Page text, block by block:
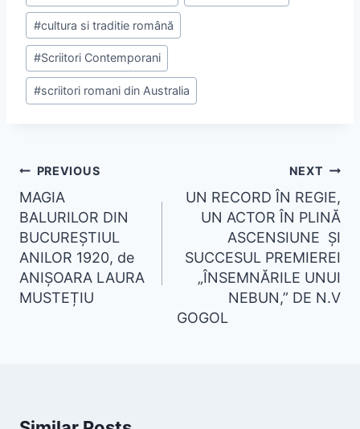
#cultura si traditie română
#Scriitori Contemporani
#scriitori romani din Australia
PREVIOUS
MAGIA
BALURILOR DIN
BUCUREȘTIUL
ANILOR 1920, de
ANIȘOARA LAURA
MUSTEȚIU
NEXT
UN RECORD ÎN REGIE,
UN ACTOR ÎN PLINĂ
ASCENSIUNE ȘI
SUCCESUL PREMIEREI
„ÎNSEMNĂRILE UNUI
NEBUN,” DE N.V
GOGOL